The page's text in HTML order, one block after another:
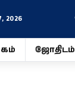
ஜோதிடம்